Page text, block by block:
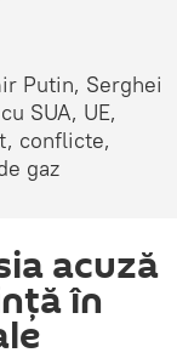
Putin, Serghei
SUA, UE,
conflicte,
gaz
acuză
în